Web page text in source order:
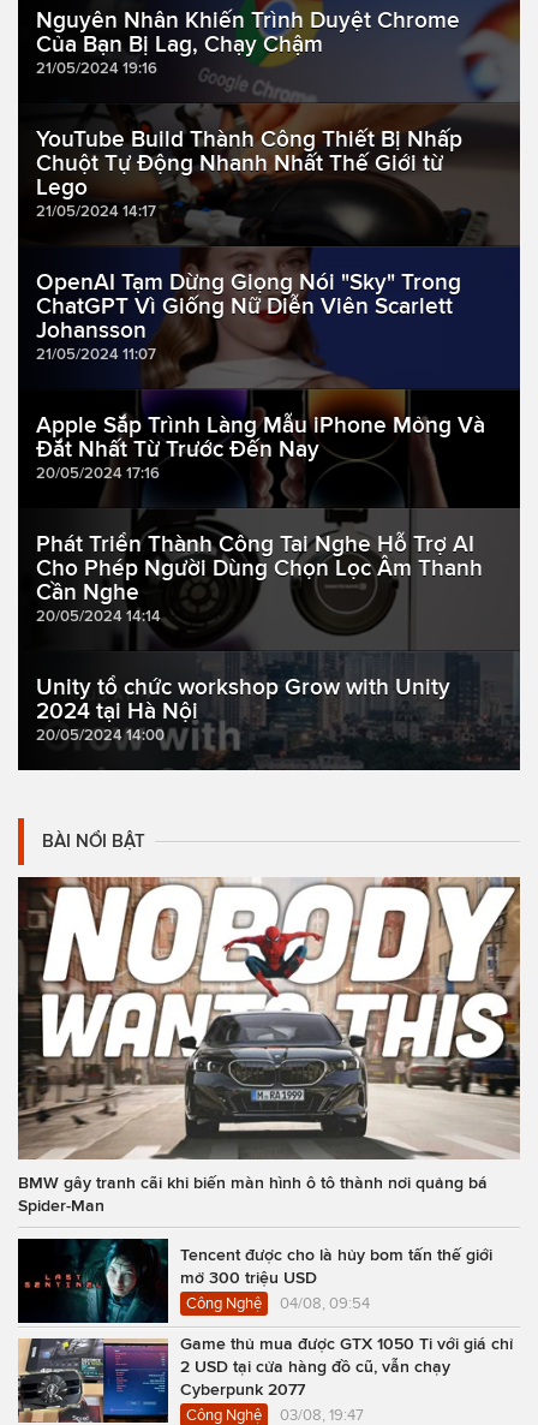
Nguyên Nhân Khiến Trình Duyệt Chrome
Của Bạn Bị Lag, Chạy Chậm
21/05/2024 19:16
YouTube Build Thành Công Thiết Bị Nhấp
Chuột Tự Động Nhanh Nhất Thế Giới từ
Lego
21/05/2024 14:17
OpenAI Tạm Dừng Giọng Nói "Sky" Trong
ChatGPT Vì Giống Nữ Diễn Viên Scarlett
Johansson
21/05/2024 11:07
Apple Sắp Trình Làng Mẫu iPhone Mỏng Và
Đắt Nhất Từ Trước Đến Nay
20/05/2024 17:16
Phát Triển Thành Công Tai Nghe Hỗ Trợ AI
Cho Phép Người Dùng Chọn Lọc Âm Thanh
Cần Nghe
20/05/2024 14:14
Unity tổ chức workshop Grow with Unity
2024 tại Hà Nội
20/05/2024 14:00
BÀI NỔI BẬT
BMW gây tranh cãi khi biến màn hình ô tô thành nơi quảng bá
Spider-Man
Tencent được cho là hủy bom tấn thế giới
mở 300 triệu USD
Công Nghệ 04/08, 09:54
Game thủ mua được GTX 1050 Ti với giá chỉ
2 USD tại cửa hàng đồ cũ, vẫn chạy
Cyberpunk 2077
Công Nghệ 03/08, 19:47